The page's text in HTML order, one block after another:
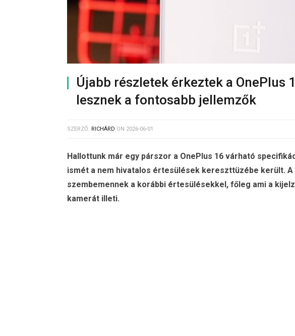
Újabb részletek érkeztek a OnePlus
lesznek a fontosabb jellemzők
SZERZŐ: RICHÁRD ON 2026-06-01
Hallottunk már egy párszor a OnePlus 16 várható
ismét a nem hivatalos értesülések kereszttüzébe került.
szembemennek a korábbi értesülésekkel, főleg ami a
kamerát illeti.